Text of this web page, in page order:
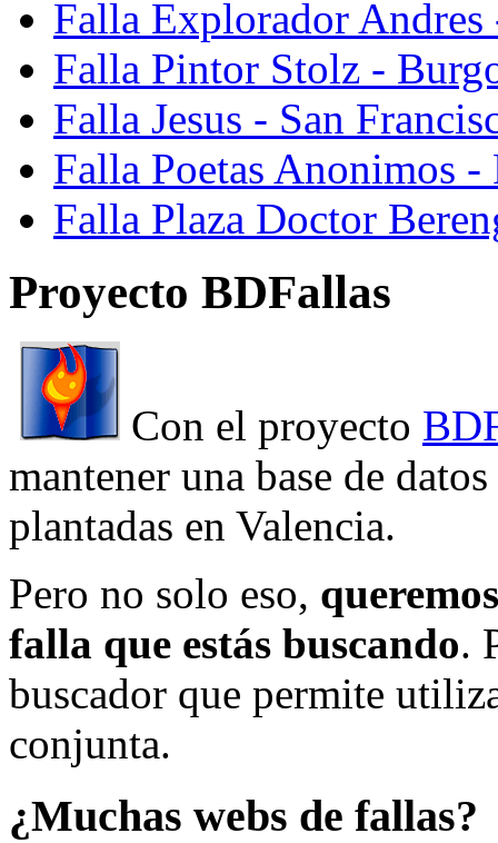
Falla Explorador Andres
Falla Pintor Stolz -
Falla Jesus - San
Falla Poetas Anonimos
Falla Plaza Doctor
Proyecto BDFallas
Con el proyecto
mantener una base de
plantadas en Valencia.
Pero no solo eso,
falla que estás buscando.
buscador que permite
conjunta.
¿Muchas webs de fallas?